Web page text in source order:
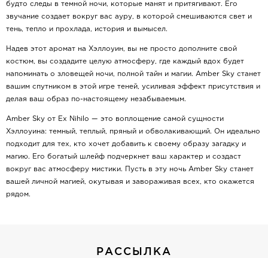
будто следы в темной ночи, которые манят и притягивают. Его
звучание создает вокруг вас ауру, в которой смешиваются свет и
тень, тепло и прохлада, история и вымысел.
Надев этот аромат на Хэллоуин, вы не просто дополните свой
костюм, вы создадите целую атмосферу, где каждый вдох будет
напоминать о зловещей ночи, полной тайн и магии. Amber Sky станет
вашим спутником в этой игре теней, усиливая эффект присутствия и
делая ваш образ по-настоящему незабываемым.
Amber Sky от Ex Nihilo — это воплощение самой сущности
Хэллоуина: темный, теплый, пряный и обволакивающий. Он идеально
подходит для тех, кто хочет добавить к своему образу загадку и
магию. Его богатый шлейф подчеркнет ваш характер и создаст
вокруг вас атмосферу мистики. Пусть в эту ночь Amber Sky станет
вашей личной магией, окутывая и завораживая всех, кто окажется
рядом.
РАССЫЛКА